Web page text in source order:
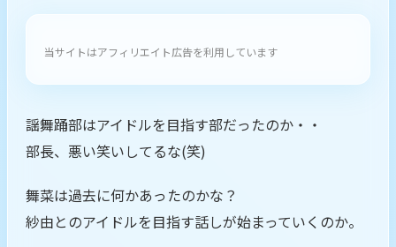
当サイトはアフィリエイト広告を利用しています
謡舞踊部はアイドルを目指す部だったのか・・
部長、悪い笑いしてるな(笑)
舞菜は過去に何かあったのかな？
紗由とのアイドルを目指す話しが始まっていくのか。